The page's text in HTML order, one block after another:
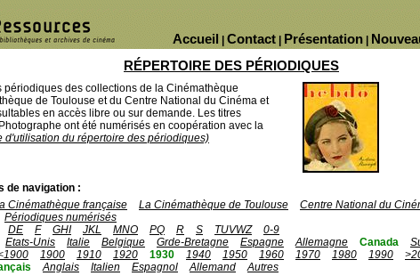
Présentation
Contact
Accueil
RÉPERTOIRE DES PÉRIODIQUES
périodiques des collections de la Cinémathèque
de Toulouse et du Centre National du Cinéma et
en accès libre ou sur demande. Les titres
ont été numérisés en coopération avec la
d'utilisation du répertoire des périodiques)
de navigation :
Cinémathèque française La Cinémathèque de Toulouse
Centre National du
Périodiques numérisés
DE F GHI JKL MNO PQ R S TUVWZ
0-9
Etats-Unis Italie Belgique Grde-Bretagne Espagne Allemagne Canada
1900 1910 1920 1930 1940 1950 1960 1970 1980 1990
Anglais Italien Espagnol Allemand
Autres